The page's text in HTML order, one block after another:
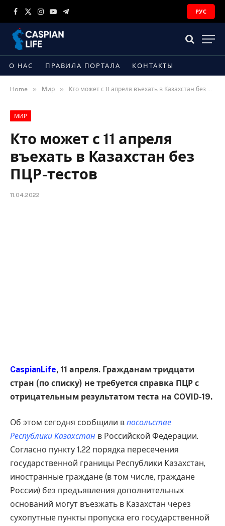
Facebook
X
Instagram
YouTubeTelegram
РУС
О НАС ПРАВИЛА ПОРТАЛА КОНТАКТЫ
Home » Мир » Кто может с 11 апреля въехать в Казахстан без ПЦР-тестов
МИР
Кто может с 11 апреля
въехать в Казахстан без
ПЦР-тестов
11.04.2022
CaspianLife, 11 апреля. Гражданам тридцати
стран (по списку) не требуется справка ПЦР с
отрицательным результатом теста на COVID-19.
Об этом сегодня сообщили в посольстве
Республики Казахстан в Российской Федерации.
Согласно пункту 1.22 порядка пересечения
государственной границы Республики Казахстан,
иностранные граждане (в том числе, граждане
России) без предъявления дополнительных
оснований могут въезжать в Казахстан через
сухопутные пункты пропуска его государственной